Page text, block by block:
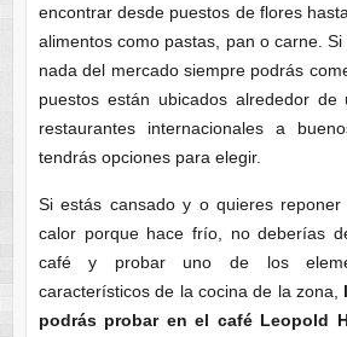
encontrar desde puestos de flores
alimentos como pastas, pan o carne.
nada del mercado siempre podrás
puestos están ubicados alrededor
restaurantes internacionales a
tendrás opciones para elegir.
Si estás cansado y o quieres
calor porque hace frío, no deberías
café y probar uno de los
característicos de la cocina de la zona,
podrás probar en el café Leopold